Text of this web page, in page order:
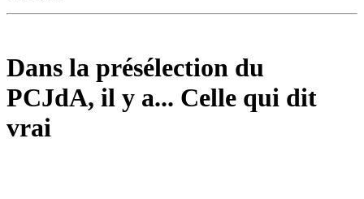
Dans la présélection du
PCJdA, il y a... Celle qui dit
vrai